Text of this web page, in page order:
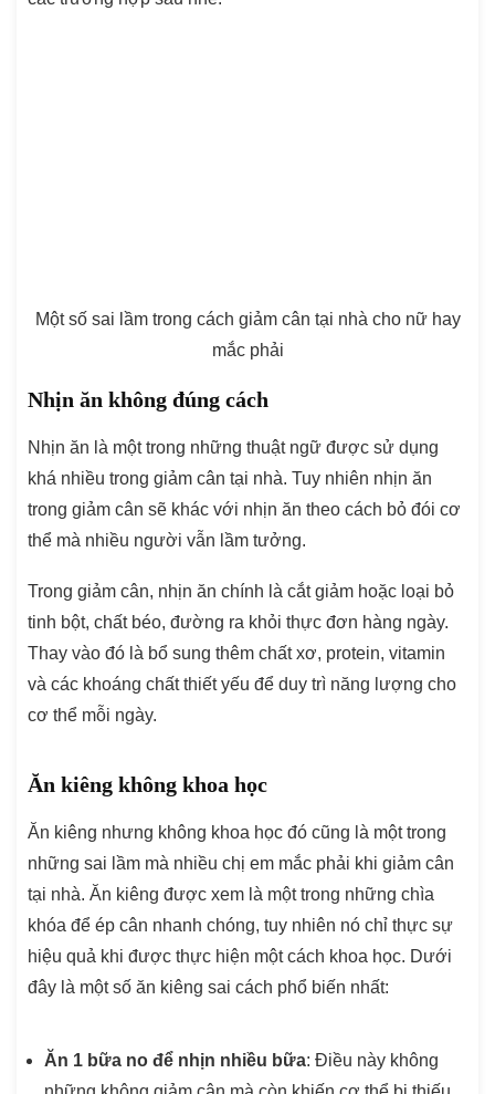
Một số sai lầm trong cách giảm cân tại nhà cho nữ hay
mắc phải
Nhịn ăn không đúng cách
Nhịn ăn là một trong những thuật ngữ được sử dụng
khá nhiều trong giảm cân tại nhà. Tuy nhiên nhịn ăn
trong giảm cân sẽ khác với nhịn ăn theo cách bỏ đói cơ
thể mà nhiều người vẫn lầm tưởng.
Trong giảm cân, nhịn ăn chính là cắt giảm hoặc loại bỏ
tinh bột, chất béo, đường ra khỏi thực đơn hàng ngày.
Thay vào đó là bổ sung thêm chất xơ, protein, vitamin
và các khoáng chất thiết yếu để duy trì năng lượng cho
cơ thể mỗi ngày.
Ăn kiêng không khoa học
Ăn kiêng nhưng không khoa học đó cũng là một trong
những sai lầm mà nhiều chị em mắc phải khi giảm cân
tại nhà. Ăn kiêng được xem là một trong những chìa
khóa để ép cân nhanh chóng, tuy nhiên nó chỉ thực sự
hiệu quả khi được thực hiện một cách khoa học. Dưới
đây là một số ăn kiêng sai cách phổ biến nhất:
Ăn 1 bữa no để nhịn nhiều bữa: Điều này không